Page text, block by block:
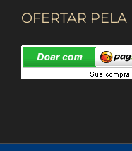
OFERTAR